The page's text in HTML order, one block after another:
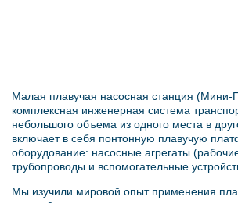
Малая плавучая насосная станция (Мини-
комплексная инженерная система
небольшого объема из одного места в
включает в себя понтонную плавучую
оборудование: насосные агрегаты
трубопроводы и вспомогательные
Мы изучили мировой опыт применения